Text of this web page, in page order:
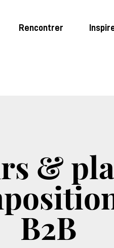
Rencontrer
&
B2B